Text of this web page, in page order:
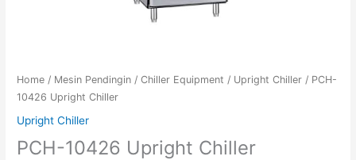
Home / Mesin Pendingin /Chiller Equipment / Upright Chiller / PCH-
10426 Upright Chiller
Upright Chiller
PCH-10426 Upright Chiller